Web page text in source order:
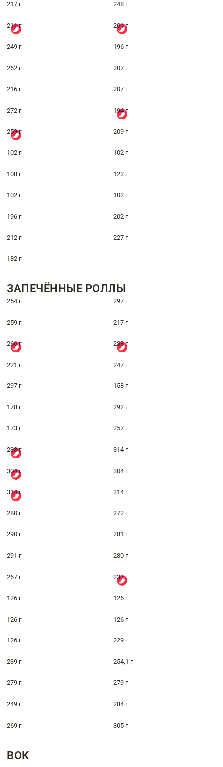
217 г 248 г
211 г 201 г
249 г 196 г
262 г 207 г
216 г 207 г
272 г 194 г
259 г 209 г
102 г 102 г
108 г 122 г
102 г 102 г
196 г 202 г
212 г 227 г
182 г
ЗАПЕЧЁННЫЕ РОЛЛЫ
254 г 297 г
259 г 217 г
266 г 238 г
221 г 247 г
297 г 158 г
178 г 292 г
173 г 257 г
238 г 314 г
304 г 304 г
314 г 314 г
280 г 272 г
290 г 281 г
291 г 280 г
267 г 237 г
126 г 126 г
126 г 126 г
126 г 229 г
239 г 254,1 г
279 г 279 г
249 г 284 г
269 г 305 г
ВОК